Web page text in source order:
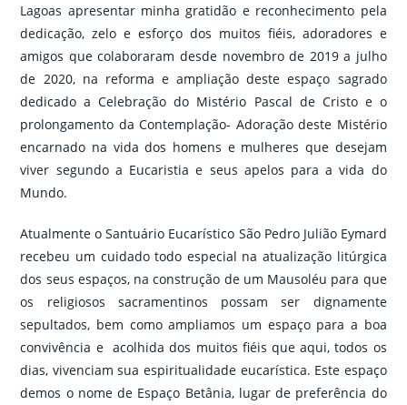
Lagoas apresentar minha gratidão e reconhecimento pela
dedicação, zelo e esforço dos muitos fiéis, adoradores e
amigos que colaboraram desde novembro de 2019 a julho
de 2020, na reforma e ampliação deste espaço sagrado
dedicado a Celebração do Mistério Pascal de Cristo e o
prolongamento da Contemplação- Adoração deste Mistério
encarnado na vida dos homens e mulheres que desejam
viver segundo a Eucaristia e seus apelos para a vida do
Mundo.
Atualmente o Santuário Eucarístico São Pedro Julião Eymard
recebeu um cuidado todo especial na atualização litúrgica
dos seus espaços, na construção de um Mausoléu para que
os religiosos sacramentinos possam ser dignamente
sepultados, bem como ampliamos um espaço para a boa
convivência e acolhida dos muitos fiéis que aqui, todos os
dias, vivenciam sua espiritualidade eucarística. Este espaço
demos o nome de Espaço Betânia, lugar de preferência do